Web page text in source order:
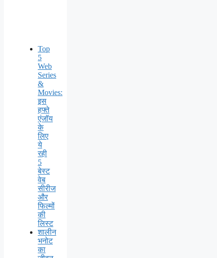
Top
5
Web
Series
&
Movies:
इस
हफ्ते
एंजॉय
के
लिए
ये
रही
5
बेस्ट
वेब
सीरीज
और
फिल्मों
की
लिस्ट
शालीन
भनोट
का